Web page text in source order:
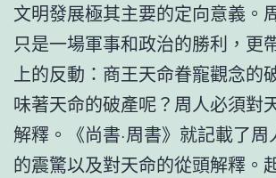
文明發展極其主要的定向意義。
只是一場軍事和政治的勝利，更
上的反動：商王天命眷寵觀念的
味著天命的破產呢？周人必須對
解釋。《尚書·周書》就記載了
的震驚以及對天命的從頭解釋。